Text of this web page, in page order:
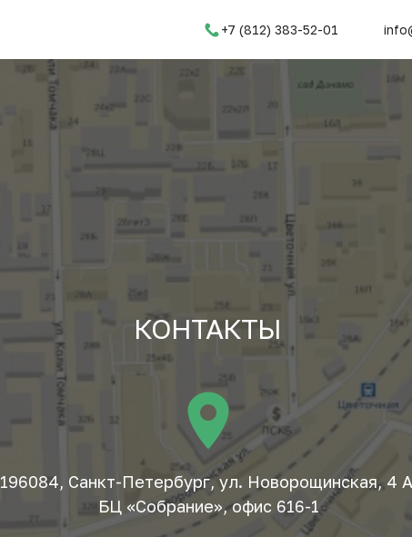
+7 (812) 383-52-01
КОНТАКТЫ
196084, Санкт-Петербург, ул. Новорощинская, 4
БЦ «Собрание», офис 616-1